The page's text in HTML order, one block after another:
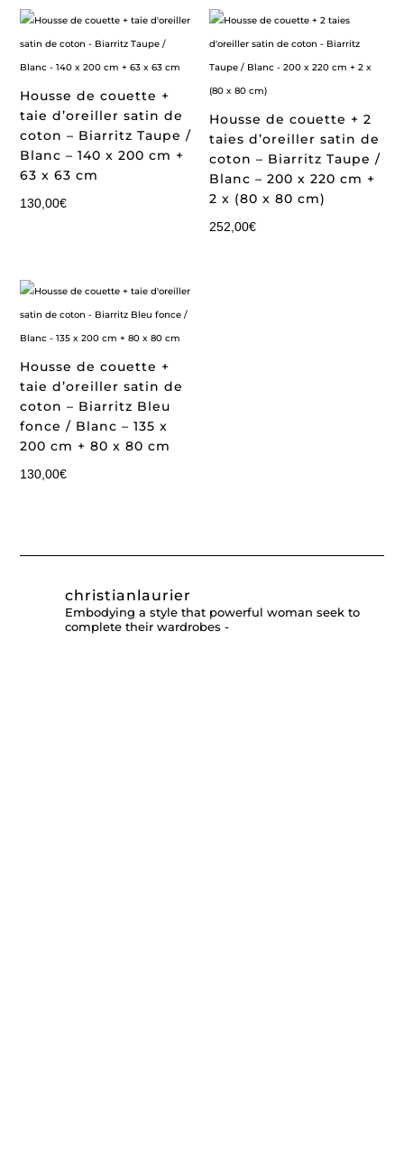
Housse de couette +
taie d’oreiller satin de
coton – Biarritz Taupe /
Blanc – 140 x 200 cm +
63 x 63 cm
130,00€
Housse de couette + 2
taies d’oreiller satin de
coton – Biarritz Taupe /
Blanc – 200 x 220 cm +
2 x (80 x 80 cm)
252,00€
Housse de couette +
taie d’oreiller satin de
coton – Biarritz Bleu
fonce / Blanc – 135 x
200 cm + 80 x 80 cm
130,00€
christianlaurier
Embodying a style that powerful woman seek to
complete their wardrobes -